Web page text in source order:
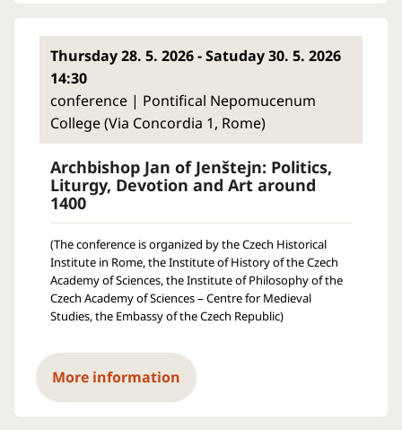
Thursday 28. 5. 2026 - Satuday 30. 5. 2026
14:30
conference | Pontifical Nepomucenum
College (Via Concordia 1, Rome)
Archbishop Jan of Jenštejn: Politics,
Liturgy, Devotion and Art around
1400
(The conference is organized by the Czech Historical
Institute in Rome, the Institute of History of the Czech
Academy of Sciences, the Institute of Philosophy of the
Czech Academy of Sciences – Centre for Medieval
Studies, the Embassy of the Czech Republic)
More information